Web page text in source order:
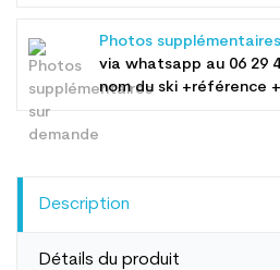
Photos
via whatsapp au 06 29
nom du ski +référence
Description
Détails du produit